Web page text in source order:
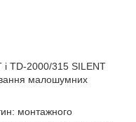
і TD-2000/315 SILENT
малошумних
монтажного